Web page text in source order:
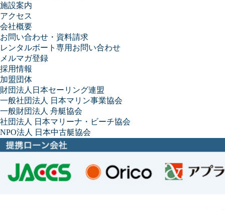
施設案内
アクセス
会社概要
お問い合わせ・資料請求
レンタルボート専用お問い合わせ
メルマガ登録
採用情報
加盟団体
財団法人日本セーリング連盟
一般社団法人 日本マリン事業協会
一般財団法人 舟艇協会
社団法人 日本マリーナ・ビーチ協会
NPO法人 日本中古艇協会